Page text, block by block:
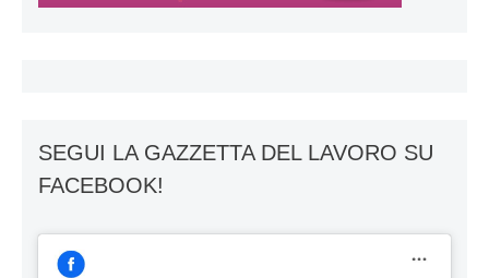
SEGUI LA GAZZETTA DEL LAVORO SU
FACEBOOK!